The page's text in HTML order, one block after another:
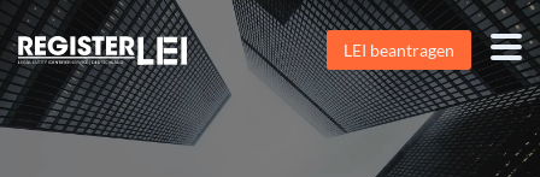
LEI beantragen